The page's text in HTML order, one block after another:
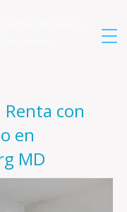
con
en
MD